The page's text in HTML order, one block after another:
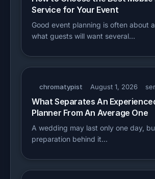
Service for Your Event
Good event planning is often about
what guests will want several…
chromatypist August 1, 2026
What Separates An
Planner From An Average One
A wedding may last only one day,
preparation behind it…